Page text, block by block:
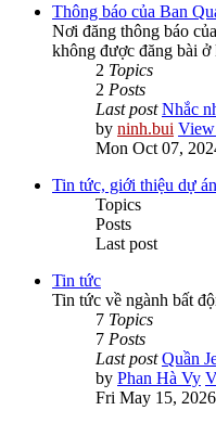
Thông báo của Ban
Nơi đăng thông báo
không được đăng bài ở
2 Topics
2 Posts
Last post Nhắc
by ninh.bui View
Mon Oct 07,
Tin tức, giới thiệu dự
Topics
Posts
Last post
Tin tức
Tin tức về ngành bất
7 Topics
7 Posts
Last post Quần
by Phan Hà Vy
Fri May 15,